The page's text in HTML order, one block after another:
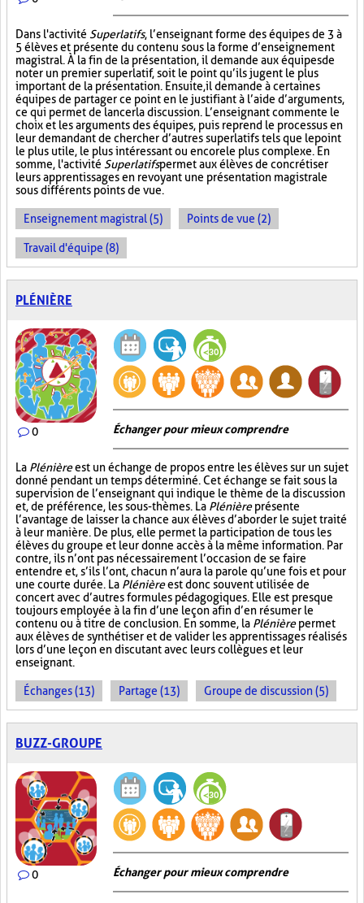
Dans l'activité Superlatifs, l’enseignant forme des équipes de 3 à
5 élèves et présente du contenu sous la forme d’enseignement
magistral. À la fin de la présentation, il demande aux équipes de
noter un premier superlatif, soit le point qu’ils jugent le plus
important de la présentation. Ensuite, il demande à certaines
équipes de partager ce point en le justifiant à l’aide d’arguments,
ce qui permet de lancer la discussion. L’enseignant commente le
choix et les arguments des équipes, puis reprend le processus en
leur demandant de chercher d’autres superlatifs tels que le point
le plus utile, le plus intéressant ou encore le plus complexe. En
somme, l'activité Superlatifspermet aux élèves de concrétiser
leurs apprentissages en revoyant une présentation magistrale
sous différents points de vue.
Enseignement magistral (5) Points de vue (2)
Travail d'équipe (8)
PLÉNIÈRE
0 Échanger pour mieux comprendre
La Plénièreest un échange de propos entre les élèves sur un sujet
donné pendant un temps déterminé. Cet échange se fait sous la
supervision de l’enseignant qui indique le thème de la discussion
et, de préférence, les sous-thèmes. La Plénièreprésente
l’avantage de laisser la chance aux élèves d’aborder le sujet traité
à leur manière. De plus, elle permet la participation de tous les
élèves du groupe et leur donne accès à la même information. Par
contre, ils n’ont pas nécessairement l’occasion de se faire
entendre et, s’ils l’ont, chacun n’aura la parole qu’une fois et pour
une courte durée. La Plénièreest donc souvent utilisée de
concert avec d’autres formules pédagogiques. Elle est presque
toujours employée à la fin d’une leçon afin d’en résumer le
contenu ou à titre de conclusion. En somme, la Plénièrepermet
aux élèves de synthétiser et de valider les apprentissages réalisés
lors d’une leçon en discutant avec leurs collègues et leur
enseignant.
Échanges (13) Partage (13) Groupe de discussion (5)
BUZZ-GROUPE
0 Échanger pour mieux comprendre